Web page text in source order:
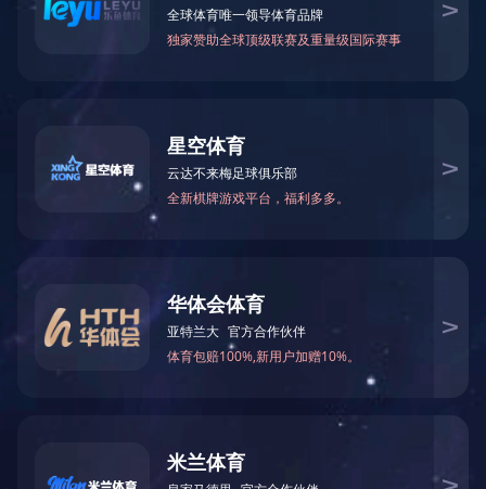
您当前的位置：爱游戏在线登录官网
人才理念
现因业务发展需要，需招聘会计5名。具体要求如下：
年龄：35周岁以下 性别：不限
婚否：不限 学历：本科
其他要求：1、熟悉会计财务处理、熟练使用办公软件及用友财务软件。
2、熟悉会计法规及税法，有建筑行业或工业企业财务工作经